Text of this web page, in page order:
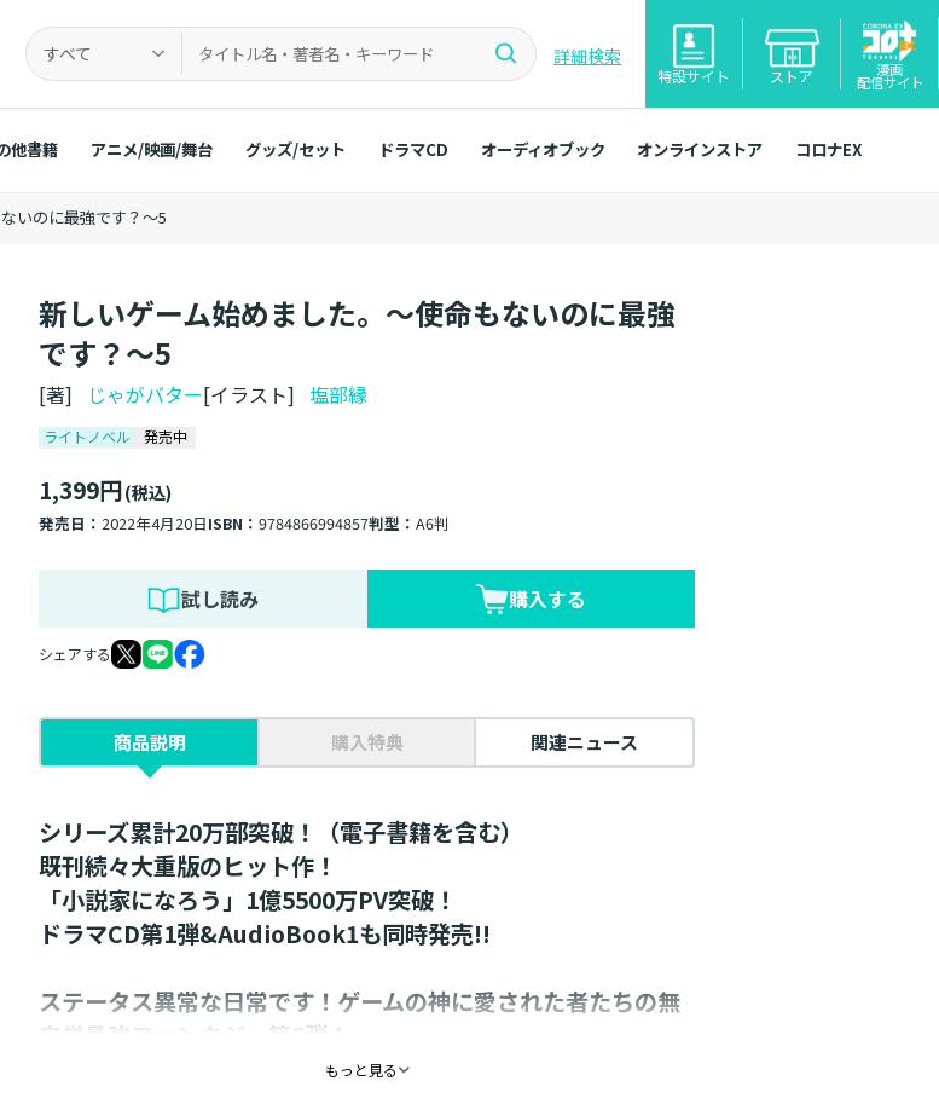
すべて 詳細検索
特設サイト ストア 漫画
配信サイト
他書籍 アニメ/映画/舞台 グッズ/セット ドラマCD オーディオブック オンラインストア コロナEX
いのに最強です？～5
新しいゲーム始めました。～使命もないのに最強
です？～5
[著] じゃがバター[イラスト] 塩部縁
ライトノベル 発売中
1,399円(税込)
発売日：2022年4月20日ISBN：9784866994857判型：A6判
試し読み 購入する
シェアする
商品説明 購入特典 関連ニュース
シリーズ累計20万部突破！（電子書籍を含む）
既刊続々大重版のヒット作！
「小説家になろう」1億5500万PV突破！
ドラマCD第1弾&AudioBook1も同時発売!!
ステータス異常な日常です！ゲームの神に愛された者たちの無
自覚最強ファンタジー第5弾！
書き下ろし番外編4本収録！もっと見る